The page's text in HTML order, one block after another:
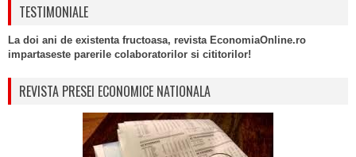
TESTIMONIALE
La doi ani de existenta fructoasa, revista EconomiaOnline.ro
impartaseste parerile colaboratorilor si cititorilor!
REVISTA PRESEI ECONOMICE NATIONALA